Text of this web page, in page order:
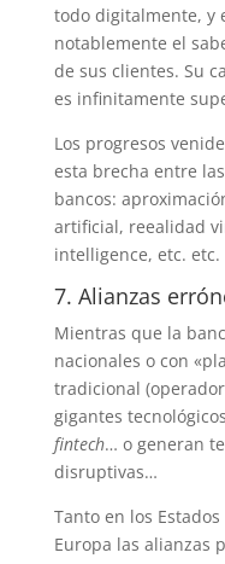
todo digitalmente, y
notablemente el
de sus clientes. Su
es infinitamente
Los progresos
esta brecha entre
bancos:
artificial, reealidad
intelligence, etc. etc.
7. Alianzas
Mientras que la
nacionales o con
tradicional
gigantes
fintech… o generan
disruptivas…
Tanto en los
Europa las alianzas